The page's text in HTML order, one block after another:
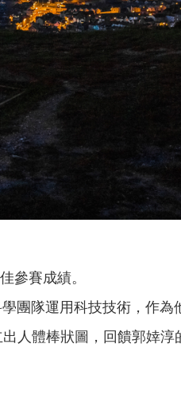
參賽成績。
團隊運用科技技術，作為
人體棒狀圖，回饋郭婞淳